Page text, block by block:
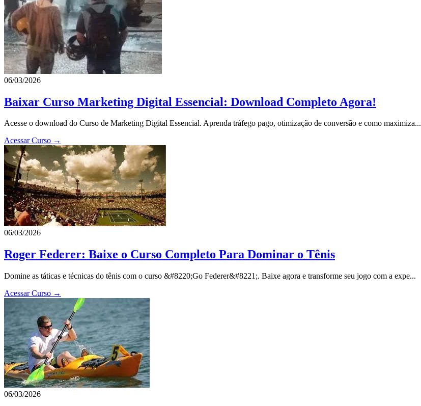
06/03/2026
Baixar Curso Marketing Digital Essencial: Download Completo Agora!
Acesse o download do Curso de Marketing Digital Essencial. Aprenda tráfego pago, otimização de conversão e como maximiza...
Acessar Curso →
06/03/2026
Roger Federer: Baixe o Curso Completo Para Dominar o Tênis
Domine as táticas e técnicas do tênis com o curso &#8220;Go Federer&#8221;. Baixe agora e transforme seu jogo com a expe...
Acessar Curso →
06/03/2026